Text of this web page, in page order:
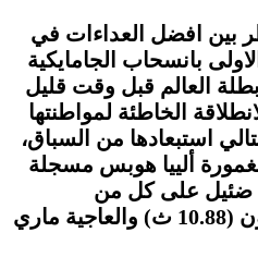
م المنتظر بين افضل العداءات في
الاولى بانسحاب الجامايكية
العالم قبل وقت قليل
الخاطئة لمواطنتها
استبعادها من السباق،
ألييا هوبس مسجلة
ضئيل على كل من
الجامايكية شيريكا جاكسون (10.88 ث) والعاجية ماري